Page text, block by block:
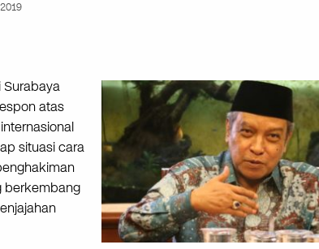
Surabaya
atas
situasi cara
berkembang